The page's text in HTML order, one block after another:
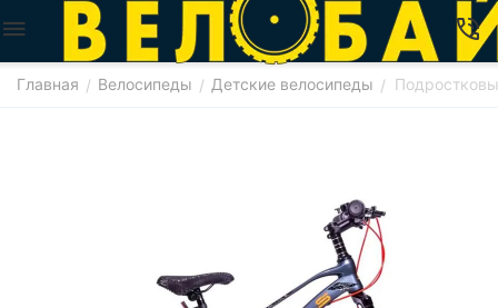
Главная / Велосипеды / Детские велосипеды /